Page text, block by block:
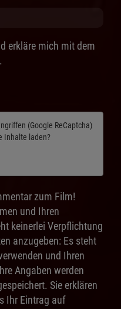
erkläre mich mit dem
(Google ReCaptcha)
Inhalte laden?
zum Film!
und Ihren
keinerlei Verpflichtung
anzugeben: Es steht
und Ihren
Angaben werden
Sie erklären
Ihr Eintrag auf